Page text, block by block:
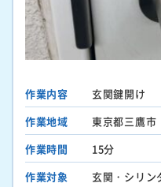
作業内容
玄関鍵開け
作業地域
東京都三鷹市
作業時間
15分
作業対象
玄関・シリン